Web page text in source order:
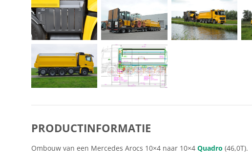
PRODUCTINFORMATIE
Ombouw van een Mercedes Arocs 10×4 naar 10×4 Quadro (46,0T).